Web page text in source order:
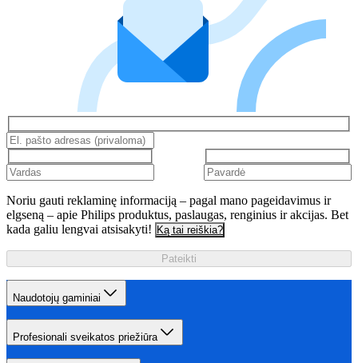
Noriu gauti reklaminę informaciją – pagal mano pageidavimus ir
elgseną – apie Philips produktus, paslaugas, renginius ir akcijas. Bet
kada galiu lengvai atsisakyti! Ką tai reiškia?
Pateikti
Naudotojų gaminiai
Profesionali sveikatos priežiūra